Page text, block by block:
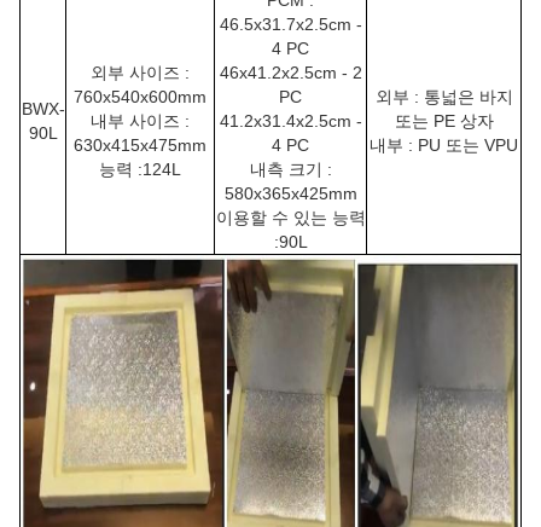
BWX-
90L
외부 사이즈 :
760x540x600mm
내부 사이즈 :
630x415x475mm
능력 :124L
46.5x31.7x2.5cm -
4 PC
46x41.2x2.5cm - 2
PC
41.2x31.4x2.5cm -
4 PC
내측 크기 :
580x365x425mm
이용할 수 있는 능력
:90L
외부 : 통넓은 바지
또는 PE 상자
내부 : PU 또는 VPU